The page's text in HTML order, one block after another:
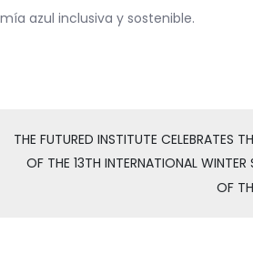
azul inclusiva y sostenible.
THE FUTURED INSTITUTE CELEBRATES
OF THE 13TH INTERNATIONAL
OF